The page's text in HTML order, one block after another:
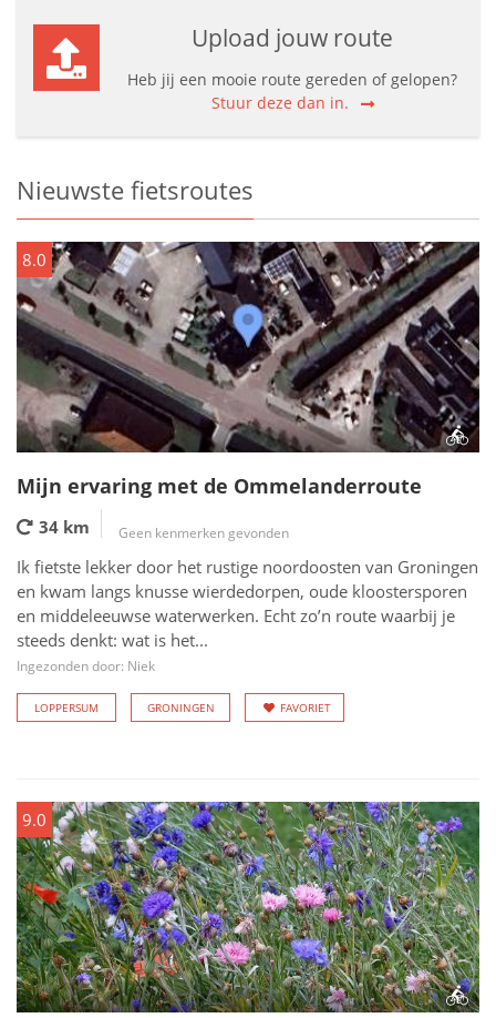
Upload jouw route
Heb jij een mooie route gereden of gelopen?
Stuur deze dan in.
Nieuwste fietsroutes
8.0
Mijn ervaring met de Ommelanderroute
34 km Geen kenmerken gevonden
Ik fietste lekker door het rustige noordoosten van Groningen
en kwam langs knusse wierdedorpen, oude kloostersporen
en middeleeuwse waterwerken. Echt zo’n route waarbij je
steeds denkt: wat is het...
Ingezonden door: Niek
LOPPERSUM GRONINGEN FAVORIET
9.0